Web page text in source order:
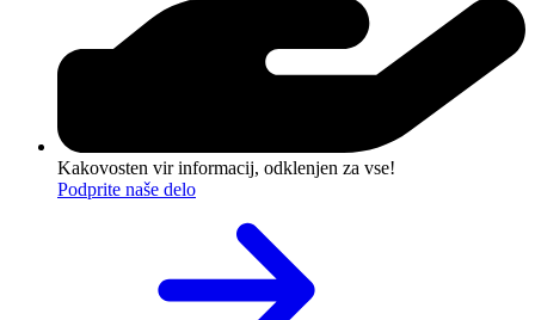
Kakovosten vir informacij, odklenjen za vse!
Podprite naše delo